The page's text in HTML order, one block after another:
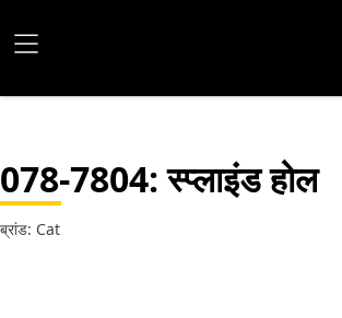
078-7804: स्प्लाइंड होल
ब्रांड: Cat